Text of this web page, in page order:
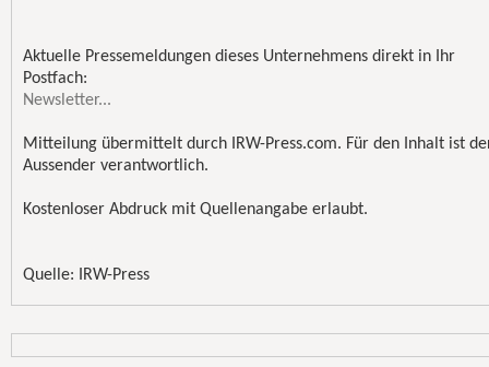
Aktuelle Pressemeldungen dieses Unternehmens direkt in Ihr
Postfach:
Newsletter...
Mitteilung übermittelt durch IRW-Press.com. Für den Inhalt ist
Aussender verantwortlich.
Kostenloser Abdruck mit Quellenangabe erlaubt.
Quelle: IRW-Press